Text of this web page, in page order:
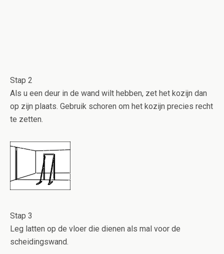
Stap 2
Als u een deur in de wand wilt hebben, zet het kozijn dan
op zijn plaats. Gebruik schoren om het kozijn precies recht
te zetten.
Stap 3
Leg latten op de vloer die dienen als mal voor de
scheidingswand.